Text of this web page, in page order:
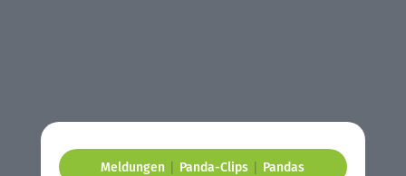
Meldungen | Panda-Clips | Pandas